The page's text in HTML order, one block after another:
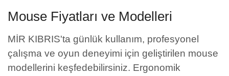
Mouse Fiyatları ve Modelleri
MİR KIBRIS'ta günlük kullanım, profesyonel
çalışma ve oyun deneyimi için geliştirilen mouse
modellerini keşfedebilirsiniz. Ergonomik